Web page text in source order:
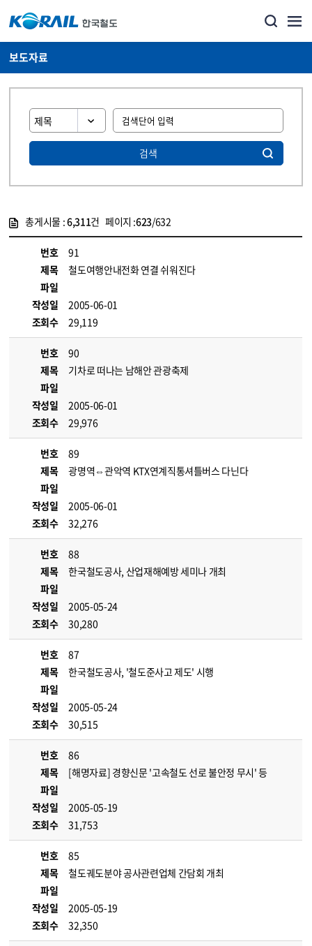
보도자료
검색
총게시물 :6,311건 페이지 :623/632
번호
91
제목
철도여행안내전화 연결 쉬워진다
파일
작성일
2005-06-01
조회수
29,119
번호
90
제목
기차로 떠나는 남해안 관광축제
파일
작성일
2005-06-01
조회수
29,976
번호
89
제목
광명역⇔관악역 KTX연계직통셔틀버스 다닌다
파일
작성일
2005-06-01
조회수
32,276
번호
88
제목
한국철도공사, 산업재해예방 세미나 개최
파일
작성일
2005-05-24
조회수
30,280
번호
87
제목
한국철도공사, '철도준사고 제도' 시행
파일
작성일
2005-05-24
조회수
30,515
번호
86
제목
[해명자료] 경향신문 '고속철도 선로 불안정 무시' 등
파일
작성일
2005-05-19
조회수
31,753
번호
85
제목
철도궤도분야 공사관련업체 간담회 개최
파일
작성일
2005-05-19
조회수
32,350